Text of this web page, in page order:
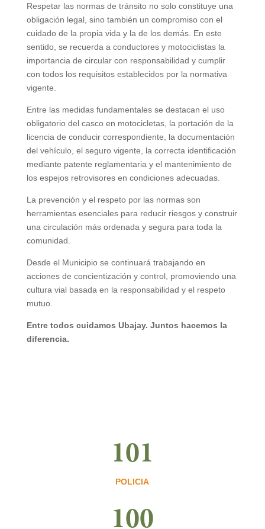
Respetar las normas de tránsito no solo constituye una
obligación legal, sino también un compromiso con el
cuidado de la propia vida y la de los demás. En este
sentido, se recuerda a conductores y motociclistas la
importancia de circular con responsabilidad y cumplir
con todos los requisitos establecidos por la normativa
vigente.
Entre las medidas fundamentales se destacan el uso
obligatorio del casco en motocicletas, la portación de la
licencia de conducir correspondiente, la documentación
del vehículo, el seguro vigente, la correcta identificación
mediante patente reglamentaria y el mantenimiento de
los espejos retrovisores en condiciones adecuadas.
La prevención y el respeto por las normas son
herramientas esenciales para reducir riesgos y construir
una circulación más ordenada y segura para toda la
comunidad.
Desde el Municipio se continuará trabajando en
acciones de concientización y control, promoviendo una
cultura vial basada en la responsabilidad y el respeto
mutuo.
Entre todos cuidamos Ubajay. Juntos hacemos la
diferencia.
101
POLICIA
100